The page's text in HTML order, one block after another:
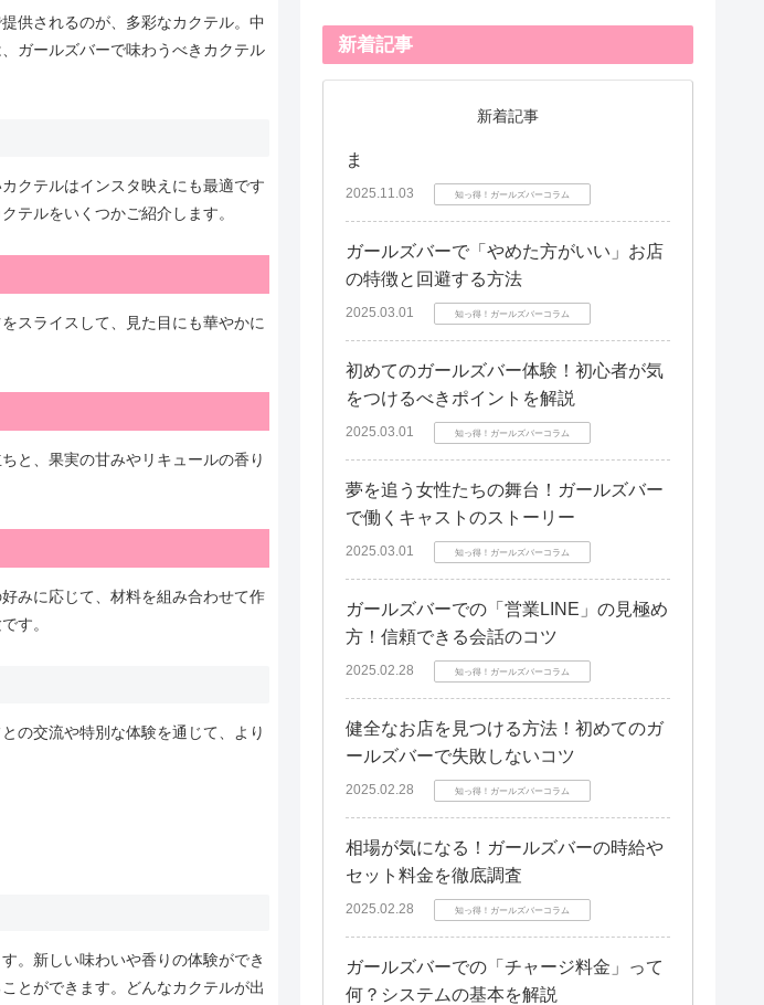
供されるのが、多彩なカクテル。中
ガールズバーで味わうべきカクテル
クテルはインスタ映えにも最適です
テルをいくつかご紹介します。
スライスして、見た目にも華やかに
と、果実の甘みやリキュールの香り
みに応じて、材料を組み合わせて作
す。
の交流や特別な体験を通じて、より
。新しい味わいや香りの体験ができ
とができます。どんなカクテルが出
新着記事
新着記事
ま
2025.11.03 知っ得！ガールズバーコラム
ガールズバーで「やめた方がいい」お店
の特徴と回避する方法
2025.03.01 知っ得！ガールズバーコラム
初めてのガールズバー体験！初心者が気
をつけるべきポイントを解説
2025.03.01 知っ得！ガールズバーコラム
夢を追う女性たちの舞台！ガールズバー
で働くキャストのストーリー
2025.03.01 知っ得！ガールズバーコラム
ガールズバーでの「営業LINE」の見極め
方！信頼できる会話のコツ
2025.02.28 知っ得！ガールズバーコラム
健全なお店を見つける方法！初めてのガ
ールズバーで失敗しないコツ
2025.02.28 知っ得！ガールズバーコラム
相場が気になる！ガールズバーの時給や
セット料金を徹底調査
2025.02.28 知っ得！ガールズバーコラム
ガールズバーでの「チャージ料金」って
何？システムの基本を解説